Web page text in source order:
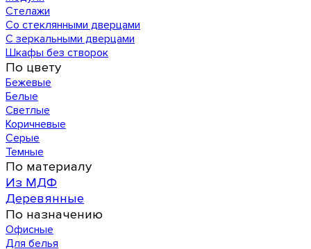
Стелажи
Со стеклянными дверцами
С зеркальными дверцами
Шкафы без створок
По цвету
Бежевые
Белые
Светлые
Коричневые
Серые
Темные
По материалу
Из МДФ
Деревянные
По назначению
Офисные
Для белья